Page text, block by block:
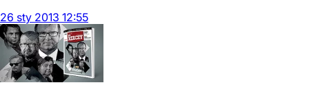
26 sty 2013 12:55